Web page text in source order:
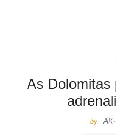
As Dolomitas
by AK-